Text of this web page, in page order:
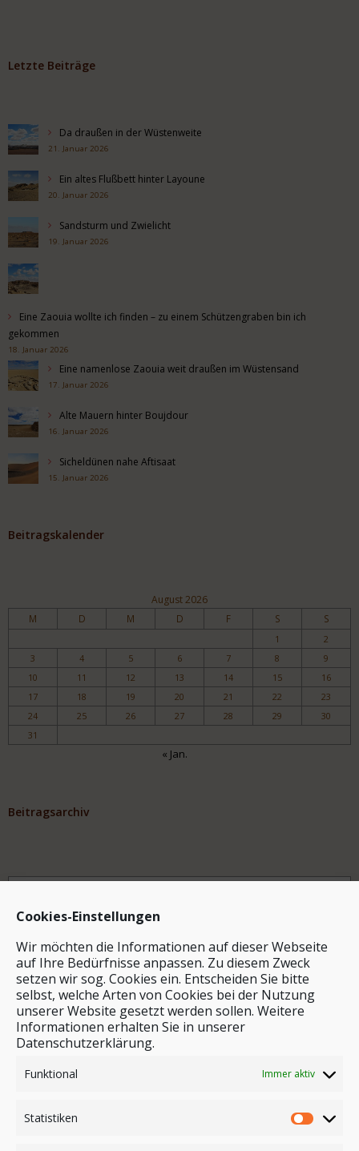
Cookies-Einstellungen
Wir möchten die Informationen auf dieser Webseite
auf Ihre Bedürfnisse anpassen. Zu diesem Zweck
setzen wir sog. Cookies ein. Entscheiden Sie bitte
selbst, welche Arten von Cookies bei der Nutzung
unserer Website gesetzt werden sollen. Weitere
Informationen erhalten Sie in unserer
Datenschutzerklärung.
Funktional Immer aktiv
Statistiken
Letzte Beiträge
Da draußen in der Wüstenweite
21. Januar 2026
Ein altes Flußbett hinter Layoune
20. Januar 2026
Sandsturm und Zwielicht
19. Januar 2026
Eine Zaouia wollte ich finden – zu einem Schützengraben bin ich
gekommen
18. Januar 2026
Eine namenlose Zaouia weit draußen im Wüstensand
17. Januar 2026
Alte Mauern hinter Boujdour
16. Januar 2026
Sicheldünen nahe Aftisaat
15. Januar 2026
Beitragskalender
August 2026
M D M D F S S
1
2
3
4 5 6 7 8
9
10
11 12 13 14 15
16
17
18 19 20 21 22
23
24
25 26 27 28 29
30
31
« Jan.
Beitragsarchiv
Archiv
Stichwortsuche